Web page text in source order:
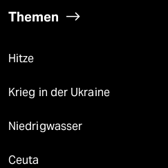
Themen
Hitze
Krieg in der Ukraine
Niedrigwasser
Ceuta